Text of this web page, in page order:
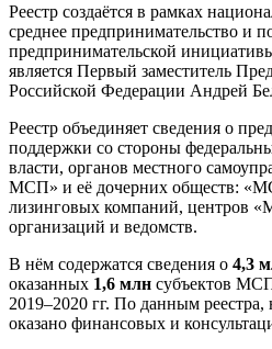
Реестр создаётся в рамках
среднее предпринимательство и
предпринимательской
является Первый заместитель
Российской Федерации Андрей
Реестр объединяет сведения о
поддержки со стороны
власти, органов местного
МСП» и её дочерних обществ:
лизинговых компаний, центров
организаций и ведомств.
В нём содержатся сведения о 4,3
оказанных 1,6 млн субъектов
2019–2020 гг. По данным реестра,
оказано финансовых и